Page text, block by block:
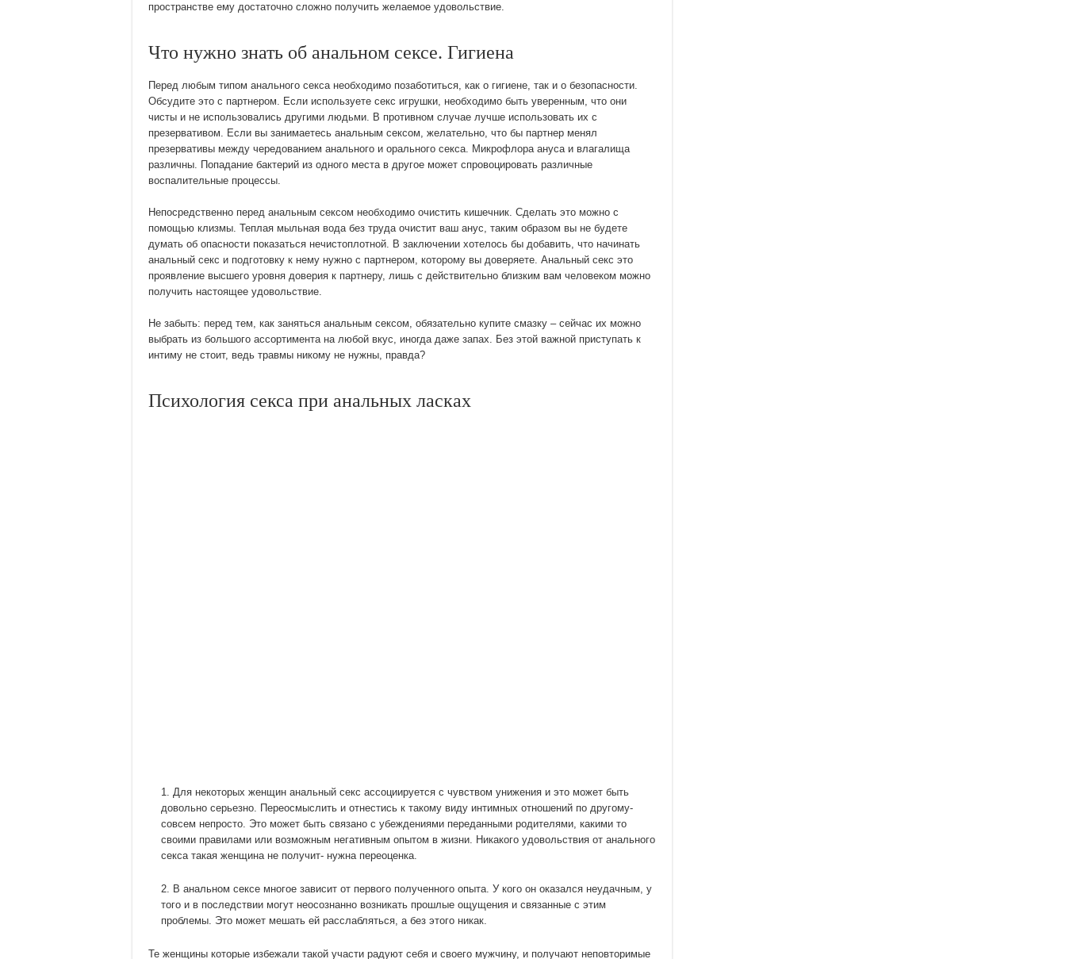
пространстве ему достаточно сложно получить желаемое удовольствие.
Что нужно знать об анальном сексе. Гигиена
Перед любым типом анального секса необходимо позаботиться, как о гигиене, так и о безопасности.
Обсудите это с партнером. Если используете секс игрушки, необходимо быть уверенным, что они
чисты и не использовались другими людьми. В противном случае лучше использовать их с
презервативом. Если вы занимаетесь анальным сексом, желательно, что бы партнер менял
презервативы между чередованием анального и орального секса. Микрофлора ануса и влагалища
различны. Попадание бактерий из одного места в другое может спровоцировать различные
воспалительные процессы.
Непосредственно перед анальным сексом необходимо очистить кишечник. Сделать это можно с
помощью клизмы. Теплая мыльная вода без труда очистит ваш анус, таким образом вы не будете
думать об опасности показаться нечистоплотной. В заключении хотелось бы добавить, что начинать
анальный секс и подготовку к нему нужно с партнером, которому вы доверяете. Анальный секс это
проявление высшего уровня доверия к партнеру, лишь с действительно близким вам человеком можно
получить настоящее удовольствие.
Не забыть: перед тем, как заняться анальным сексом, обязательно купите смазку – сейчас их можно
выбрать из большого ассортимента на любой вкус, иногда даже запах. Без этой важной приступать к
интиму не стоит, ведь травмы никому не нужны, правда?
Психология секса при анальных ласках
Для некоторых женщин анальный секс ассоциируется с чувством унижения и это может быть
довольно серьезно. Переосмыслить и отнестись к такому виду интимных отношений по другому-
совсем непросто. Это может быть связано с убеждениями переданными родителями, какими то
своими правилами или возможным негативным опытом в жизни. Никакого удовольствия от анального
секса такая женщина не получит- нужна переоценка.
В анальном сексе многое зависит от первого полученного опыта. У кого он оказался неудачным, у
того и в последствии могут неосознанно возникать прошлые ощущения и связанные с этим
проблемы. Это может мешать ей расслабляться, а без этого никак.
Те женщины которые избежали такой участи радуют себя и своего мужчину, и получают неповторимые